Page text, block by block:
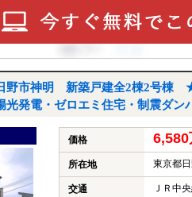
日野市神明 新築戸建全2棟2号棟
光発電・ゼロエミ住宅・制震ダン
価格 6,580
所在地 東京都
交通 ＪＲ中